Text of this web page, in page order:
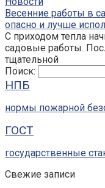
Весенние работы в
опасно и лучше
С приходом тепла
садовые работы.
тщательной
Поиск:
НПБ
нормы пожарной
ГОСТ
государственные
Свежие записи